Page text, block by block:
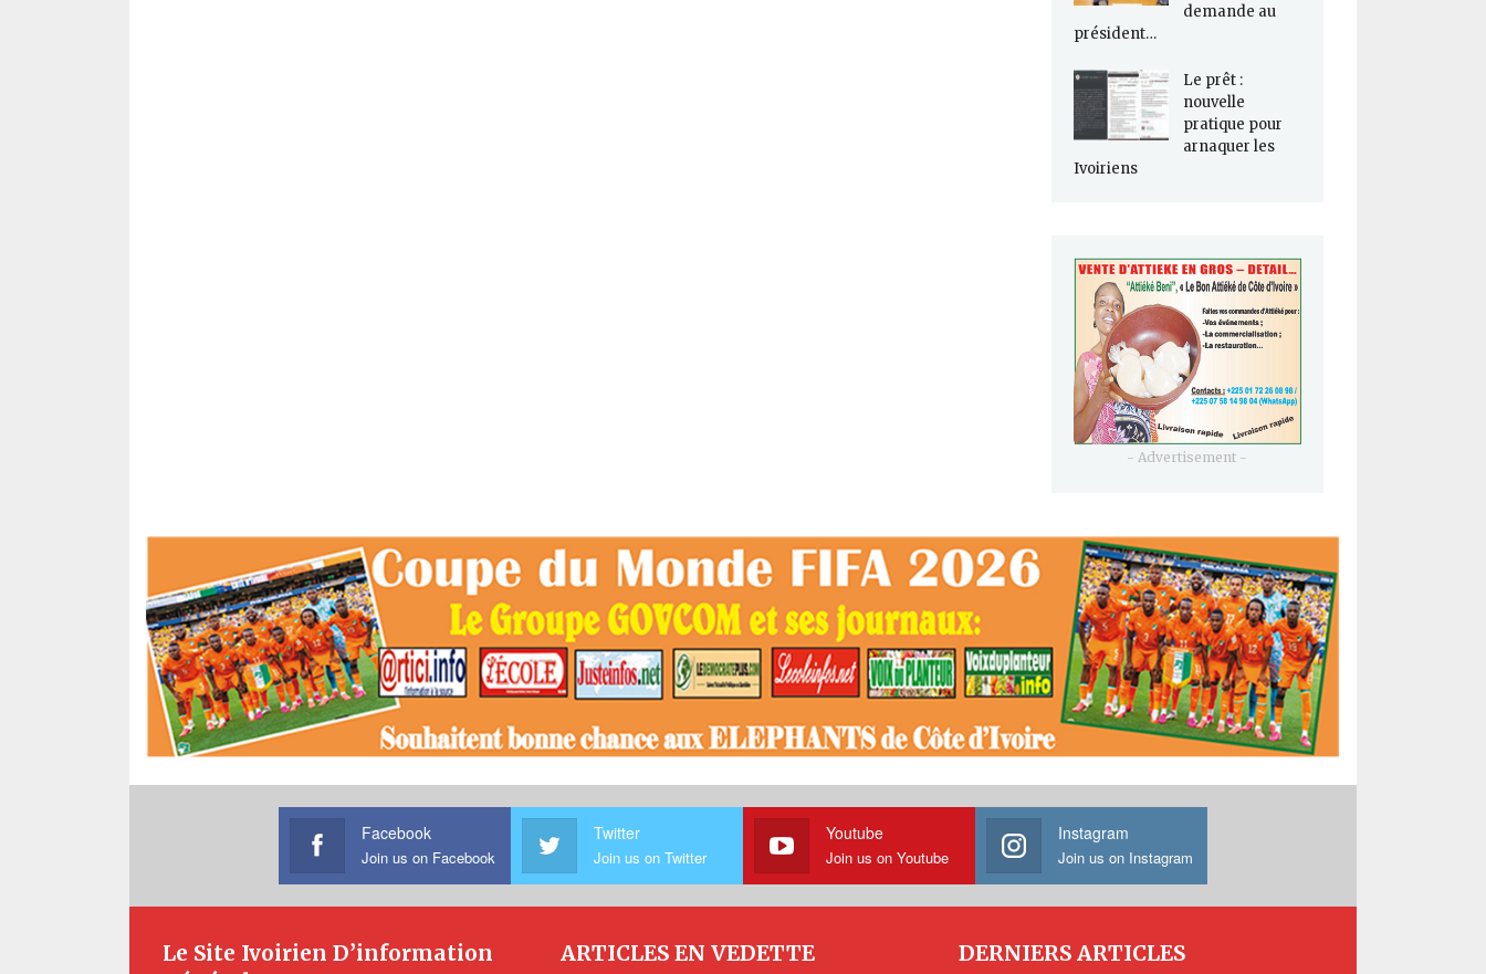
demande au
président…
Le prêt :
nouvelle
pratique pour
arnaquer les
Ivoiriens
- Advertisement -
Facebook
Join us on Facebook
Twitter
Join us on Twitter
Youtube
Join us on Youtube
Instagram
Join us on Instagram
Le Site Ivoirien D’information
ARTICLES EN VEDETTE DERNIERS ARTICLES